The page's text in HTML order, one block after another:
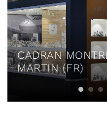
CADRAN
MARTIN (FR)